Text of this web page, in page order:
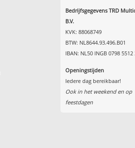
Bedrijfsgegevens TRD
B.V.
KVK: 88068749
BTW: NL8644.93.496.B01
IBAN: NL50 INGB 0798 5512
Openingstijden
Iedere dag bereikbaar!
Ook in het weekend en op
feestdagen